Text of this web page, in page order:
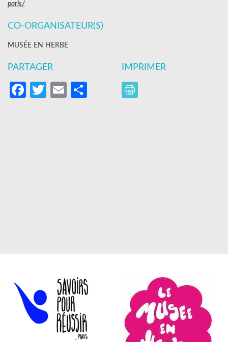
paris/
CO-ORGANISATEUR(S)
MUSÉE EN HERBE
PARTAGER
Facebook
Twitter
EmailPartager
IMPRIMER